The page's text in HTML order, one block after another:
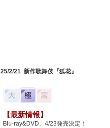
25/2/21 新作歌舞伎『狐花』
【最新情報】
Blu-ray&DVD、4/23発売決定！